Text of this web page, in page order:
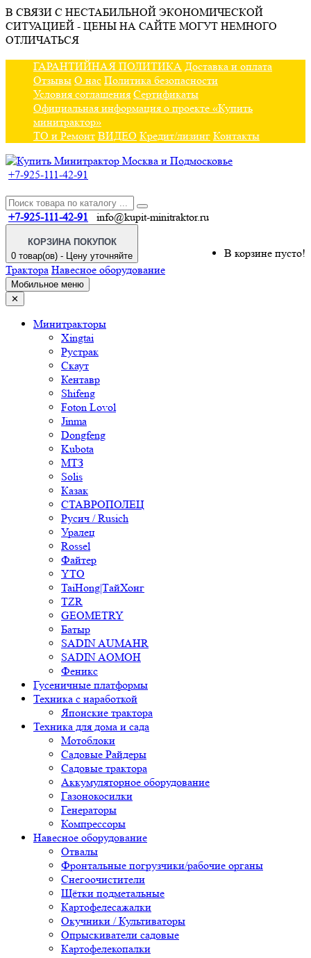
В СВЯЗИ С НЕСТАБИЛЬНОЙ ЭКОНОМИЧЕСКОЙ
СИТУАЦИЕЙ - ЦЕНЫ НА САЙТЕ МОГУТ НЕМНОГО
ОТЛИЧАТЬСЯ
ГАРАНТИЙНАЯ ПОЛИТИКА Доставка и оплата
Отзывы О нас Политика безопасности
Условия соглашения Сертификаты
Официальная информация о проекте «Купить
минитрактор»
ТО и Ремонт ВИДЕО Кредит/лизинг Контакты
+7-925-111-42-91
+7-925-111-42-91 info@kupit-minitraktor.ru
КОРЗИНА ПОКУПОК
0 товар(ов) - Цену уточняйте
В корзине пусто!
Трактора Навесное оборудование
Мобильное меню
✕
Минитракторы
Xingtai
Рустрак
Скаут
Кентавр
Shifeng
Foton Lovol
Jinma
Dongfeng
Kubota
МТЗ
Solis
Казак
СТАВРОПОЛЕЦ
Русич / Rusich
Уралец
Rossel
Файтер
YTO
TaiHong|ТайХонг
TZR
GEOMETRY
Батыр
SADIN AUMAHR
SADIN AOMOH
Феникс
Гусеничные платформы
Техника с наработкой
Японские трактора
Техника для дома и сада
Мотоблоки
Садовые Райдеры
Садовые трактора
Аккумуляторное оборудование
Газонокосилки
Генераторы
Компрессоры
Навесное оборудование
Отвалы
Фронтальные погрузчики/рабочие органы
Снегоочистители
Щётки подметальные
Картофелесажалки
Окучники / Культиваторы
Опрыскиватели садовые
Картофелекопалки